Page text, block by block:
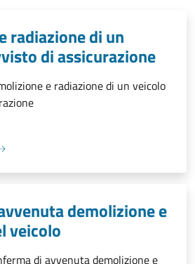
radiazione di un
di assicurazione
e radiazione di un veicolo
demolizione e
veicolo
di avvenuta demolizione e